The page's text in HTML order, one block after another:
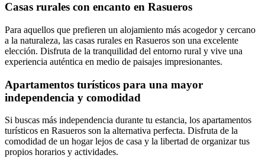
Casas rurales con encanto en Rasueros
Para aquellos que prefieren un alojamiento más acogedor y cercano
a la naturaleza, las casas rurales en Rasueros son una excelente
elección. Disfruta de la tranquilidad del entorno rural y vive una
experiencia auténtica en medio de paisajes impresionantes.
Apartamentos turísticos para una mayor
independencia y comodidad
Si buscas más independencia durante tu estancia, los apartamentos
turísticos en Rasueros son la alternativa perfecta. Disfruta de la
comodidad de un hogar lejos de casa y la libertad de organizar tus
propios horarios y actividades.